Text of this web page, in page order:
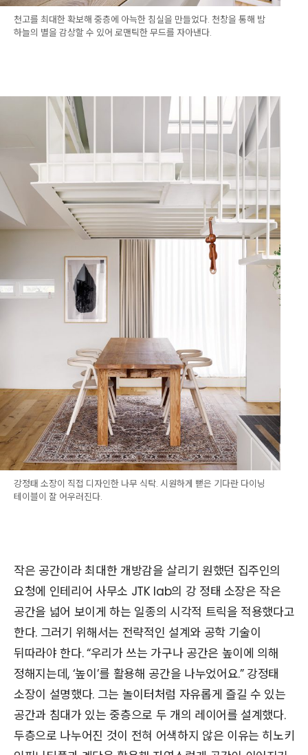
천고를 최대한 확보해 중층에 아늑한 침실을 만들었다. 천창을 통해 밤
하늘의 별을 감상할 수 있어 로맨틱한 무드를 자아낸다.
강정태 소장이 직접 디자인한 나무 식탁. 시원하게 뻗은 기다란 다이닝
테이블이 잘 어우러진다.
작은 공간이라 최대한 개방감을 살리기 원했던 집주인의
요청에 인테리어 사무소 JTK lab의 강 정태 소장은 작은
공간을 넓어 보이게 하는 일종의 시각적 트릭을 적용했다고
한다. 그러기 위해서는 전략적인 설계와 공학 기술이
뒤따라야 한다. “우리가 쓰는 가구나 공간은 높이에 의해
정해지는데, ‘높이’를 활용해 공간을 나누었어요.” 강정태
소장이 설명했다. 그는 놀이터처럼 자유롭게 즐길 수 있는
공간과 침대가 있는 중층으로 두 개의 레이어를 설계했다.
두층으로 나누어진 것이 전혀 어색하지 않은 이유는 히노키